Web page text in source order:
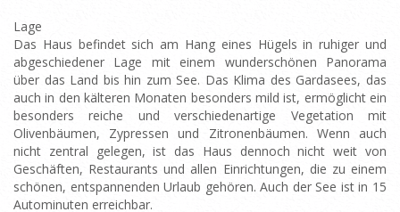
Lage
Das Haus befindet sich am Hang eines Hügels in ruhiger und
abgeschiedener Lage mit einem wunderschönen Panorama
über das Land bis hin zum See. Das Klima des Gardasees, das
auch in den kälteren Monaten besonders mild ist, ermöglicht ein
besonders reiche und verschiedenartige Vegetation mit
Olivenbäumen, Zypressen und Zitronenbäumen. Wenn auch
nicht zentral gelegen, ist das Haus dennoch nicht weit von
Geschäften, Restaurants und allen Einrichtungen, die zu einem
schönen, entspannenden Urlaub gehören. Auch der See ist in 15
Autominuten erreichbar.